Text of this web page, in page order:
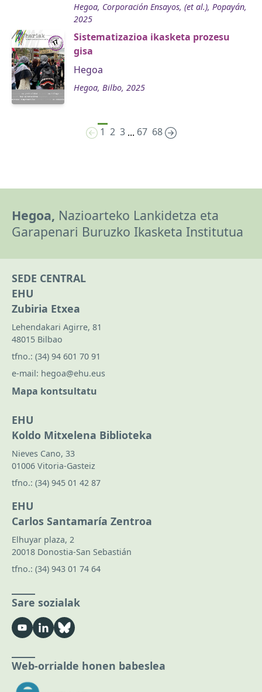
Hegoa, Corporación Ensayos, (et al.), Popayán,
2025
Sistematizazioa ikasketa prozesu
gisa
Hegoa
Hegoa, Bilbo, 2025
1 2 3 ... 67 68
Hegoa, Nazioarteko Lankidetza eta
Garapenari Buruzko Ikasketa Institutua
SEDE CENTRAL
EHU
Zubiria Etxea
Lehendakari Agirre, 81
48015 Bilbao
tfno.: (34) 94 601 70 91
e-mail: hegoa@ehu.eus
Mapa kontsultatu
EHU
Koldo Mitxelena Biblioteka
Nieves Cano, 33
01006 Vitoria-Gasteiz
tfno.: (34) 945 01 42 87
EHU
Carlos Santamaría Zentroa
Elhuyar plaza, 2
20018 Donostia-San Sebastián
tfno.: (34) 943 01 74 64
Sare sozialak
Web-orrialde honen babeslea